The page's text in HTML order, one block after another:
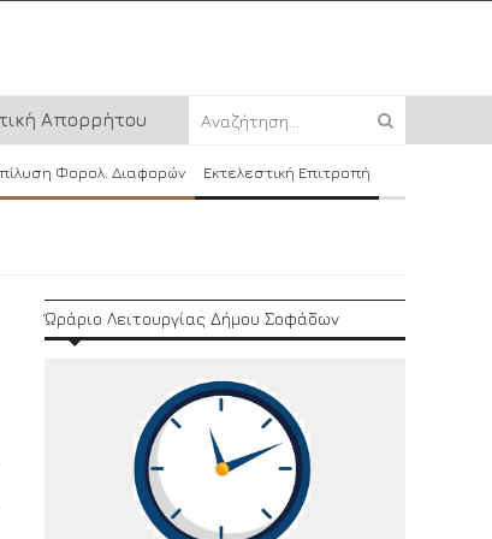
Απορρήτου
Φορολ. Διαφορών Εκτελεστική Επιτροπή
Ώράριο Λειτουργίας Δήμου Σοφάδων